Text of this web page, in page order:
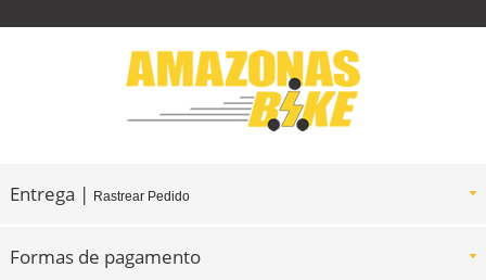
Entrega | Rastrear Pedido
Formas de pagamento